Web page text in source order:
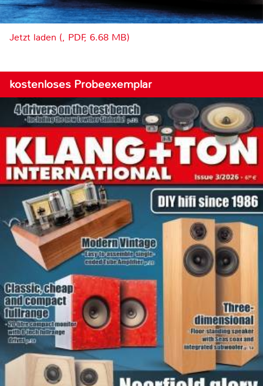
Jetzt laden (, PDF, 6.68 MB)
kostenloses Probeexemplar